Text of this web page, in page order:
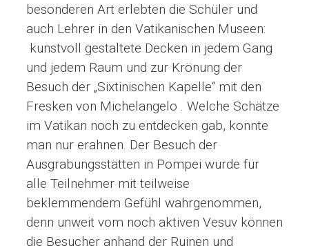
besonderen Art erlebten die Schüler und
auch Lehrer in den Vatikanischen Museen:
kunstvoll gestaltete Decken in jedem Gang
und jedem Raum und zur Krönung der
Besuch der „Sixtinischen Kapelle“ mit den
Fresken von Michelangelo . Welche Schätze
im Vatikan noch zu entdecken gab, konnte
man nur erahnen. Der Besuch der
Ausgrabungsstätten in Pompei wurde für
alle Teilnehmer mit teilweise
beklemmendem Gefühl wahrgenommen,
denn unweit vom noch aktiven Vesuv können
die Besucher anhand der Ruinen und